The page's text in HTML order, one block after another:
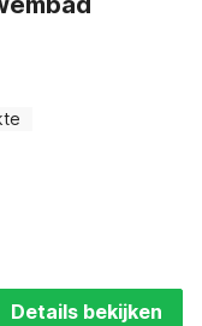
Details bekijken